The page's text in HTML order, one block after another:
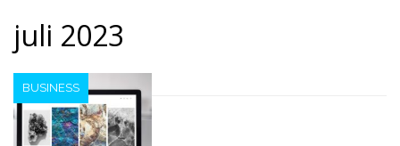
juli 2023
BUSINESS